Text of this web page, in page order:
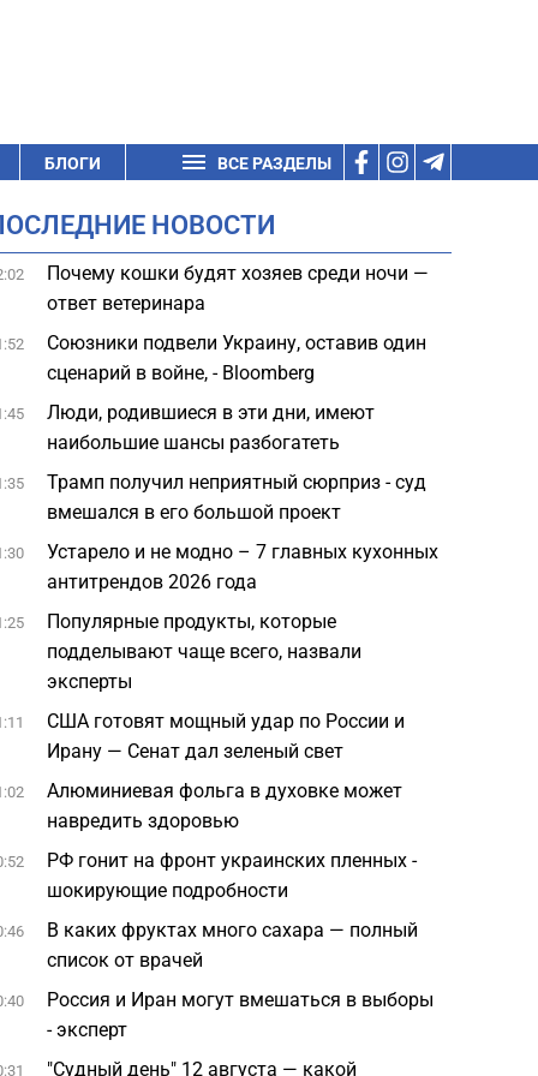
БЛОГИ ВСЕ РАЗДЕЛЫ
НОВОСТИ
Почему кошки будят хозяев среди ночи —
ответ ветеринара
Союзники подвели Украину, оставив один
сценарий в войне, - Bloomberg
Люди, родившиеся в эти дни, имеют
наибольшие шансы разбогатеть
Трамп получил неприятный сюрприз - суд
вмешался в его большой проект
Устарело и не модно – 7 главных кухонных
антитрендов 2026 года
Популярные продукты, которые
подделывают чаще всего, назвали
эксперты
США готовят мощный удар по России и
Ирану — Сенат дал зеленый свет
Алюминиевая фольга в духовке может
навредить здоровью
РФ гонит на фронт украинских пленных -
шокирующие подробности
В каких фруктах много сахара — полный
список от врачей
Россия и Иран могут вмешаться в выборы
- эксперт
"Судный день" 12 августа — какой